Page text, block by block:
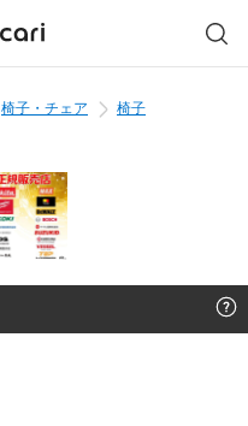
椅子・チェア 椅子